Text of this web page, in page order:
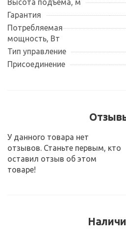
Высота подъема, м
Гарантия
Потребляемая
мощность, Вт
Тип управление
Присоединение
У данного товара нет
отзывов. Станьте первым, кто
оставил отзыв об этом
товаре!